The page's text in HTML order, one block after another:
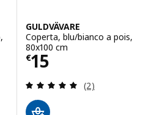
GULDVÄVARE
Coperta, blu/bianco a pois,
80x100 cm
€15
Prezzo € 15
Recensione: 5
(2)